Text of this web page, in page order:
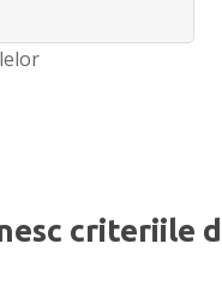
criteriile